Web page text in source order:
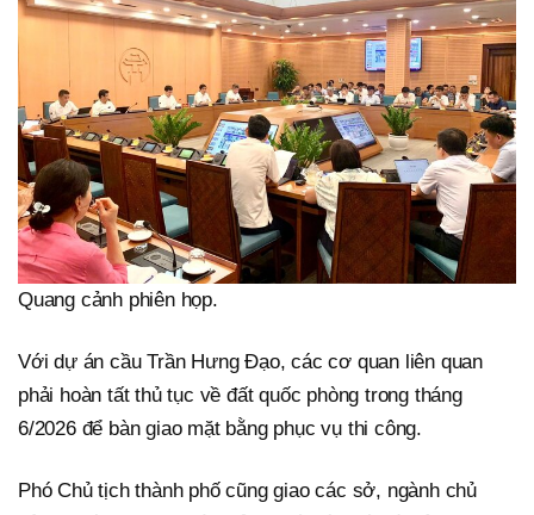
Quang cảnh phiên họp.
Với dự án cầu Trần Hưng Đạo, các cơ quan liên quan
phải hoàn tất thủ tục về đất quốc phòng trong tháng
6/2026 để bàn giao mặt bằng phục vụ thi công.
Phó Chủ tịch thành phố cũng giao các sở, ngành chủ